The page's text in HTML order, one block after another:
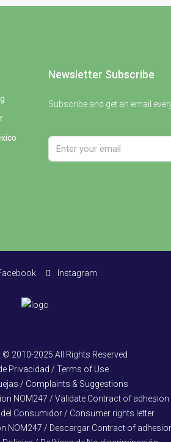
Newsletter Subscribe
Subscribe and get an email
Instagram
2010-2025 All Rights Reserved
Privacidad / Terms of Use
/ Complaints & Suggestions
NOM247 / Validate Contract of adhesion
Consumidor / Consumer rights letter
NOM247 / Descargar Contract of